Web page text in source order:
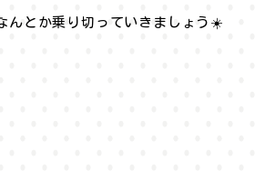
んとか乗り切っていきましょう☀️